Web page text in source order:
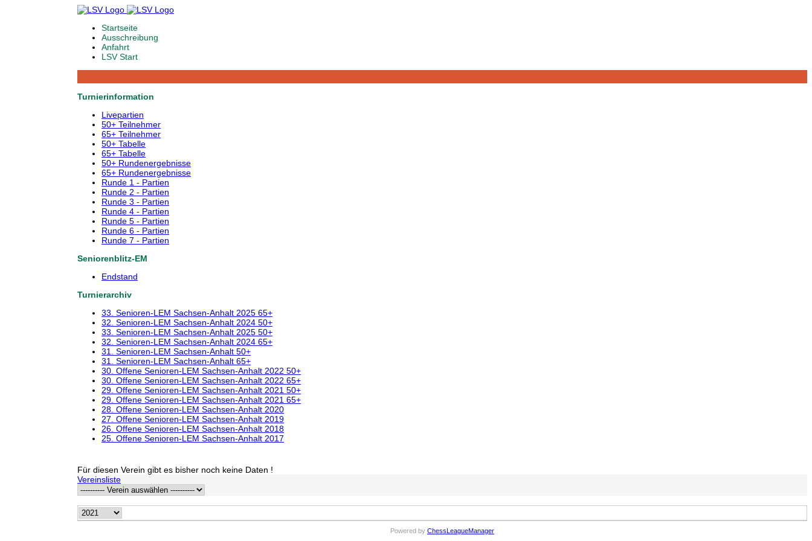
Startseite
Ausschreibung
Anfahrt
LSV Start
Turnierinformation
Livepartien
50+ Teilnehmer
65+ Teilnehmer
50+ Tabelle
65+ Tabelle
50+ Rundenergebnisse
65+ Rundenergebnisse
Runde 1 - Partien
Runde 2 - Partien
Runde 3 - Partien
Runde 4 - Partien
Runde 5 - Partien
Runde 6 - Partien
Runde 7 - Partien
Seniorenblitz-EM
Endstand
Turnierarchiv
33. Senioren-LEM Sachsen-Anhalt 2025 65+
32. Senioren-LEM Sachsen-Anhalt 2024 50+
33. Senioren-LEM Sachsen-Anhalt 2025 50+
32. Senioren-LEM Sachsen-Anhalt 2024 65+
31. Senioren-LEM Sachsen-Anhalt 50+
31. Senioren-LEM Sachsen-Anhalt 65+
30. Offene Senioren-LEM Sachsen-Anhalt 2022 50+
30. Offene Senioren-LEM Sachsen-Anhalt 2022 65+
29. Offene Senioren-LEM Sachsen-Anhalt 2021 50+
29. Offene Senioren-LEM Sachsen-Anhalt 2021 65+
28. Offene Senioren-LEM Sachsen-Anhalt 2020
27. Offene Senioren-LEM Sachsen-Anhalt 2019
26. Offene Senioren-LEM Sachsen-Anhalt 2018
25. Offene Senioren-LEM Sachsen-Anhalt 2017
Für diesen Verein gibt es bisher noch keine Daten !
Vereinsliste
Powered by ChessLeagueManager